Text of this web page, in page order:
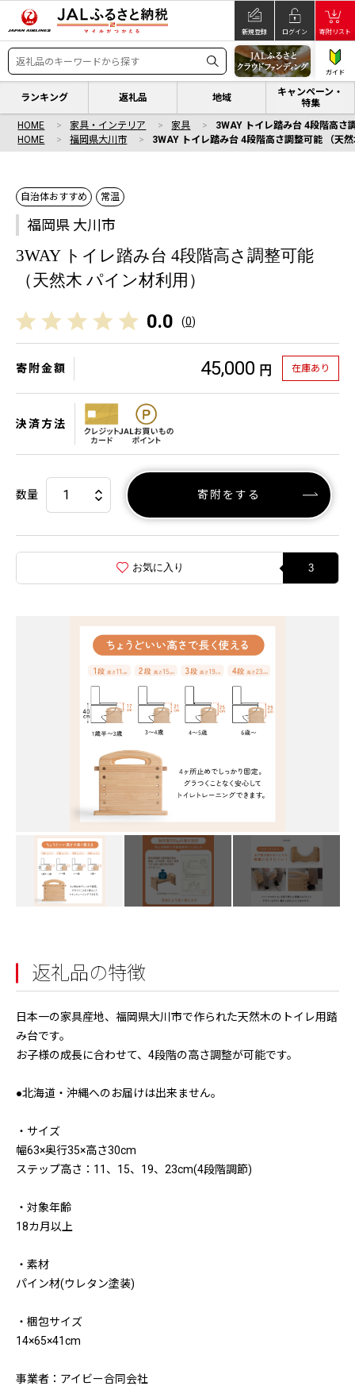
新規登録 ログイン 寄附リスト
ガイド
ランキング 返礼品 地域
キャンペーン・
特集
HOME 家具・インテリア 家具
3WAY トイレ踏み台 4段階高さ
HOME
福岡県大川市 3WAY トイレ踏み台 4段階高さ調整可能 （天
自治体おすすめ 常温
福岡県 大川市
3WAY トイレ踏み台 4段階高さ調整可能
（天然木 パイン材利用）
0.0 (0)
寄附金額 45,000 円 在庫あり
決済方法
数量 寄附をする
お気に入り 3
返礼品の特徴
日本一の家具産地、福岡県大川市で作られた天然木のトイレ用踏
み台です。
お子様の成長に合わせて、4段階の高さ調整が可能です。
●北海道・沖縄へのお届けは出来ません。
・サイズ
幅63×奥行35×高さ30cm
ステップ高さ：11、15、19、23cm(4段階調節)
・対象年齢
18カ月以上
・素材
パイン材(ウレタン塗装)
・梱包サイズ
14×65×41cm
事業者：アイビー合同会社